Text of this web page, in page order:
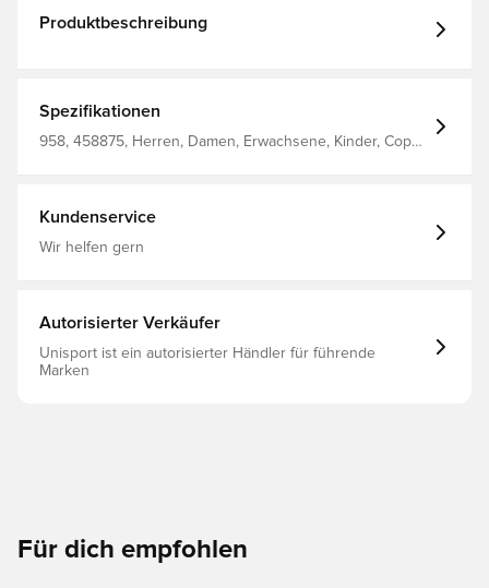
Produktbeschreibung
Spezifikationen
958, 458875, Herren, Damen, Erwachsene, Kinder, Copa,
Kundenservice
Wir helfen gern
Autorisierter Verkäufer
Unisport ist ein autorisierter Händler für führende
Marken
Für dich empfohlen